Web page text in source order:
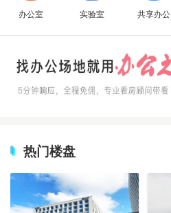
办公室 实验室 共享办公
热门楼盘